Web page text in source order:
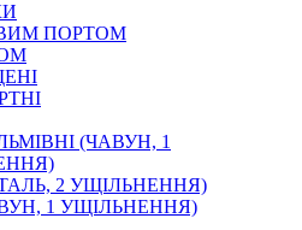
ПОРТОМ
(ЧАВУН, 1
2 УЩІЛЬНЕННЯ)
1 УЩІЛЬНЕННЯ)